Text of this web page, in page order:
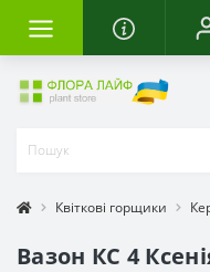
Квіткові горщики
Вазон КС 4